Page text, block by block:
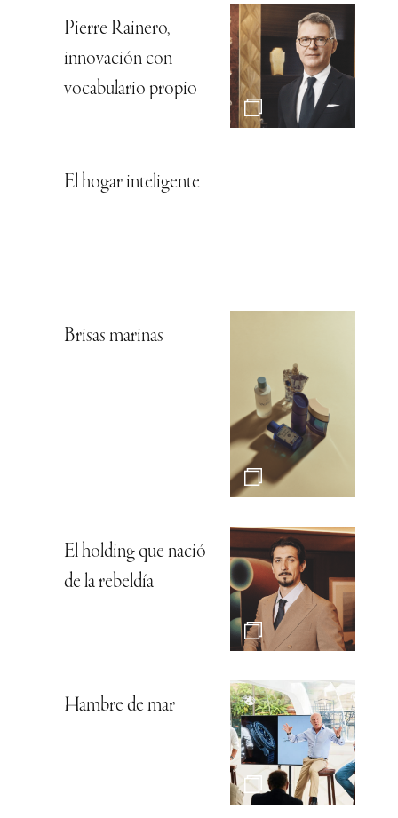
Pierre Rainero,
innovación con
vocabulario propio
El hogar inteligente
Brisas marinas
El holding que nació
de la rebeldía
Hambre de mar